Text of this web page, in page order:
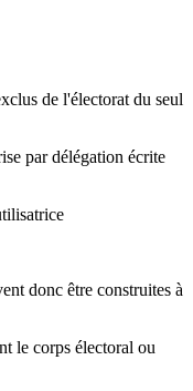
de l'électorat du seul
par délégation écrite
donc être construites à
le corps électoral ou